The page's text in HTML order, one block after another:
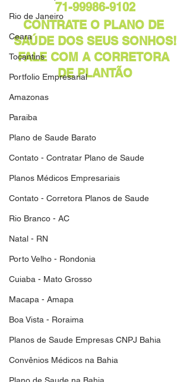
Rio de Janeiro
Ceara
Tocantins
Portfolio Empresarial
Amazonas
Paraiba
Plano de Saude Barato
Contato - Contratar Plano de Saude
Planos Médicos Empresariais
Contato - Corretora Planos de Saude
Rio Branco - AC
Natal - RN
Porto Velho - Rondonia
Cuiaba - Mato Grosso
Macapa - Amapa
Boa Vista - Roraima
Planos de Saude Empresas CNPJ Bahia
Convênios Médicos na Bahia
​71-99986-9102
CONTRATE O PLANO DE
SAÚDE DOS SEUS SONHOS!
FALE COM A CORRETORA
DE PLANTÃO